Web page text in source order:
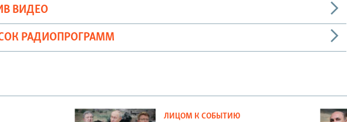
ВИДЕО
РАДИОПРОГРАММ
ЛИЦОМ К СОБЫТИЮ